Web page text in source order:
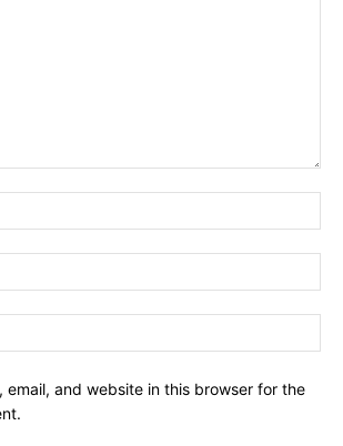
email, and website in this browser for the